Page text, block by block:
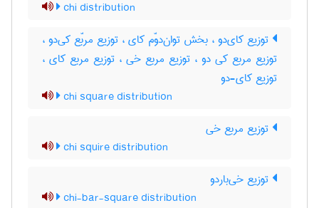
chi distribution
توزیع کای‌دو ، بخش توان‌دوّم کای ، توزیع مربّع کی‌دو ،
توزیع مربع کی دو ، توزیع مربع خی ، توزیع مربع کای ،
توزیع کای-دو
chi square distribution
توزیع مربع خی
chi squire distribution
توزیع خی‌باردو
chi-bar-square distribution